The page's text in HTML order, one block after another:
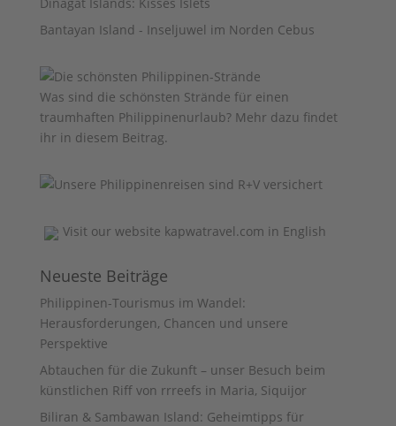
Bantayan Island - Inseljuwel im Norden Cebus
Was sind die schönsten Strände für einen
traumhaften Philippinenurlaub? Mehr dazu findet
ihr in diesem Beitrag.
Visit our website kapwatravel.com in English
Neueste Beiträge
Philippinen-Tourismus im Wandel:
Herausforderungen, Chancen und unsere
Perspektive
Abtauchen für die Zukunft – unser Besuch beim
künstlichen Riff von rrreefs in Maria, Siquijor
Biliran & Sambawan Island: Geheimtipps für